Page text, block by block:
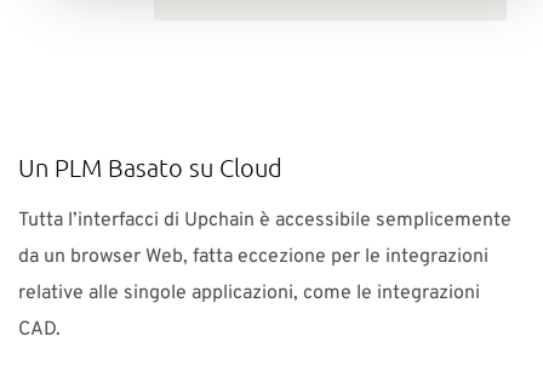
Un PLM Basato su Cloud
Tutta l’interfacci di Upchain è accessibile semplicemente
da un browser Web, fatta eccezione per le integrazioni
relative alle singole applicazioni, come le integrazioni
CAD.